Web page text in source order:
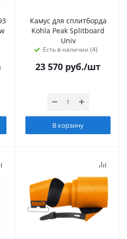
Камус для сплитборда
Kohla Peak Splitboard
Univ
Есть в наличии (4)
23 570 руб./шт
В корзину